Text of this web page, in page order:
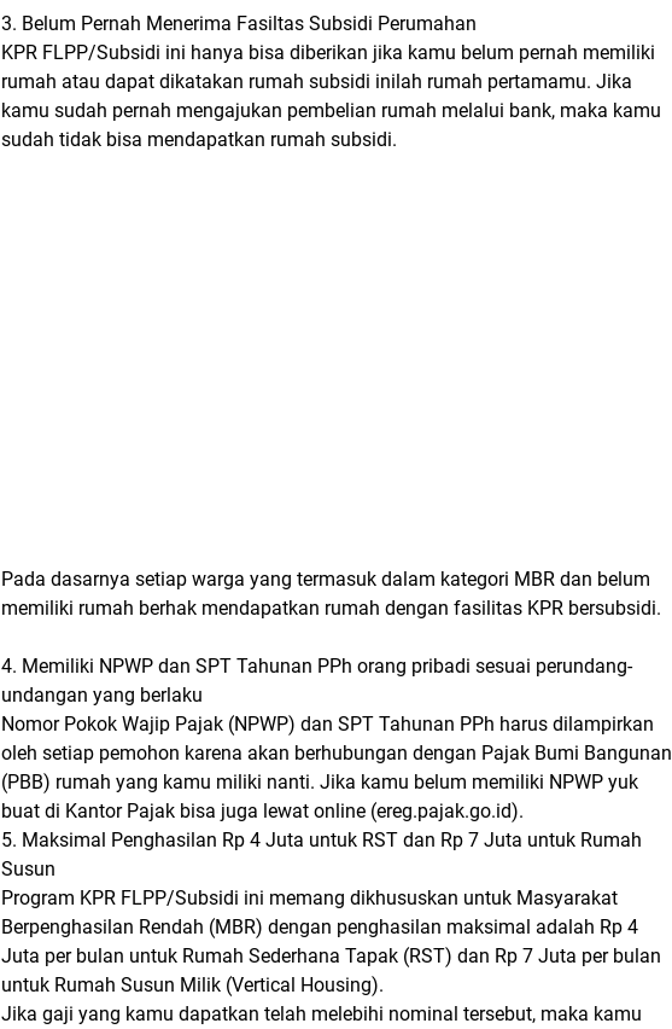
3. Belum Pernah Menerima Fasiltas Subsidi Perumahan
KPR FLPP/Subsidi ini hanya bisa diberikan jika kamu belum pernah memiliki
rumah atau dapat dikatakan rumah subsidi inilah rumah pertamamu. Jika
kamu sudah pernah mengajukan pembelian rumah melalui bank, maka kamu
sudah tidak bisa mendapatkan rumah subsidi.
Pada dasarnya setiap warga yang termasuk dalam kategori MBR dan belum
memiliki rumah berhak mendapatkan rumah dengan fasilitas KPR bersubsidi.
4. Memiliki NPWP dan SPT Tahunan PPh orang pribadi sesuai perundang-
undangan yang berlaku
Nomor Pokok Wajip Pajak (NPWP) dan SPT Tahunan PPh harus dilampirkan
oleh setiap pemohon karena akan berhubungan dengan Pajak Bumi Bangunan
(PBB) rumah yang kamu miliki nanti. Jika kamu belum memiliki NPWP yuk
buat di Kantor Pajak bisa juga lewat online (ereg.pajak.go.id).
5. Maksimal Penghasilan Rp 4 Juta untuk RST dan Rp 7 Juta untuk Rumah
Susun
Program KPR FLPP/Subsidi ini memang dikhususkan untuk Masyarakat
Berpenghasilan Rendah (MBR) dengan penghasilan maksimal adalah Rp 4
Juta per bulan untuk Rumah Sederhana Tapak (RST) dan Rp 7 Juta per bulan
untuk Rumah Susun Milik (Vertical Housing).
Jika gaji yang kamu dapatkan telah melebihi nominal tersebut, maka kamu